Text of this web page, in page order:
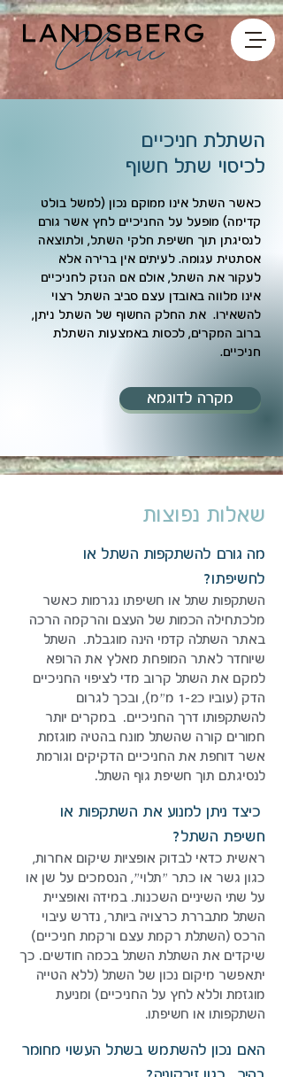
השתלת חניכיים
לכיסוי שתל חשוף
כאשר השתל אינו ממוקם נכון (למשל בולט
קדימה) מופעל על החניכיים לחץ אשר גורם
לנסיגתן תוך חשיפת חלקי השתל, ולתוצאה
אסתטית עגומה. לעיתים אין ברירה אלא
לעקור את השתל, אולם אם הנזק לחניכיים
אינו מלווה באובדן עצם סביב השתל רצוי
להשאירו. את החלק החשוף של השתל ניתן,
ברוב המקרים, לכסות באמצעות השתלת
חניכיים.
מקרה לדוגמא
שאלות נפוצות
מה גורם להשתקפות השתל או
לחשיפתו?
השתקפות שתל או חשיפתו נגרמות כאשר
מלכתחילה הכמות של העצם והרקמה הרכה
באתר השתלה קדמי הינה מוגבלת. השתל
שיוחדר לאתר המופחת מאלץ את הרופא
למקם את השתל קרוב מדי לציפוי החניכיים
הדק (עוביו כ1-2 מ״מ), ובכך לגרום
להשתקפותו דרך החניכיים. במקרים יותר
חמורים קורה שהשתל מונח בהטיה מוגזמת
אשר דוחפת את החניכיים הדקיקים וגורמת
לנסיגתם תוך חשיפת גוף השתל.
כיצד ניתן למנוע את השתקפות או
חשיפת השתל?
ראשית כדאי לבדוק אופציות שיקום אחרות,
כגון גשר או כתר ״תלוי״, הנסמכים על שן או
על שתי השיניים השכנות. במידה ואופציית
השתל מתבררת כרצויה ביותר, נדרש עיבוי
הרכס (השתלת רקמת עצם ורקמת חניכיים)
שיקדים את השתלת השתל בכמה חודשים. כך
יתאפשר מיקום נכון של השתל (ללא הטייה
מוגזמת וללא לחץ על החניכיים) ומניעת
השתקפותו או חשיפתו.
האם נכון להשתמש בשתל העשוי מחומר